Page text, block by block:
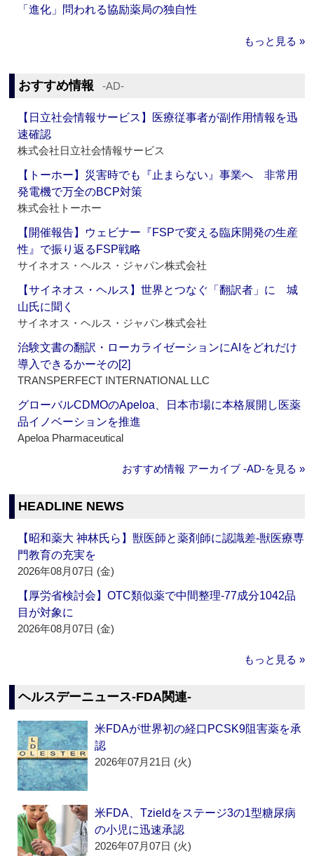
「進化」問われる協励薬局の独自性
もっと見る »
おすすめ情報 ‐AD‐
【日立社会情報サービス】医療従事者が副作用情報を迅
速確認
株式会社日立社会情報サービス
【トーホー】災害時でも『止まらない』事業へ 非常用
発電機で万全のBCP対策
株式会社トーホー
【開催報告】ウェビナー『FSPで変える臨床開発の生産
性』で振り返るFSP戦略
サイネオス・ヘルス・ジャパン株式会社
【サイネオス・ヘルス】世界とつなぐ「翻訳者」に 城
山氏に聞く
サイネオス・ヘルス・ジャパン株式会社
治験文書の翻訳・ローカライゼーションにAIをどれだけ
導入できるかーその[2]
TRANSPERFECT INTERNATIONAL LLC
グローバルCDMOのApeloa、日本市場に本格展開し医薬
品イノベーションを推進
Apeloa Pharmaceutical
おすすめ情報 アーカイブ ‐AD‐を見る »
HEADLINE NEWS
【昭和薬大 神林氏ら】獣医師と薬剤師に認識差‐獣医療専
門教育の充実を
2026年08月07日 (金)
【厚労省検討会】OTC類似薬で中間整理‐77成分1042品
目が対象に
2026年08月07日 (金)
もっと見る »
ヘルスデーニュース‐FDA関連‐
米FDAが世界初の経口PCSK9阻害薬を承
認
2026年07月21日 (火)
米FDA、Tzieldをステージ3の1型糖尿病
の小児に迅速承認
2026年07月07日 (火)